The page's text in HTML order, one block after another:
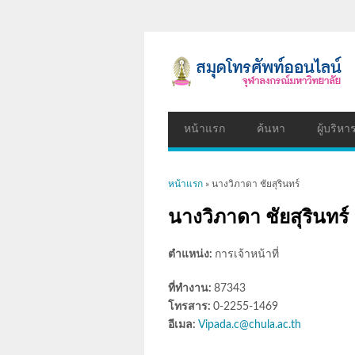
หน้าแรก ค้นหา ผู้บริหาร
คุณอยู่ที่นี่
หน้าแรก » นางวิภาดา ชัยสุรินทร์
นางวิภาดา ชัยสุรินทร์
ตำแหน่ง: การเจ้าหน้าที่
ที่ทำงาน: 87343
โทรสาร: 0-2255-1469
อีเมล: Vipada.c@chula.ac.th